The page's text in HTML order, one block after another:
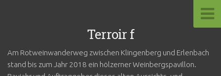
Terroir f
Am Rotweinwanderweg zwischen Klingenberg und Erlenbach
stand bis zum Jahr 2018 ein hölzerner Weinbergspavillon.